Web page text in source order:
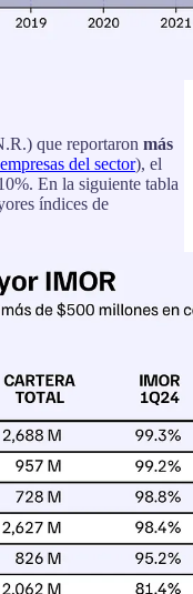
que reportaron más
del sector), el
En la siguiente tabla
índices de